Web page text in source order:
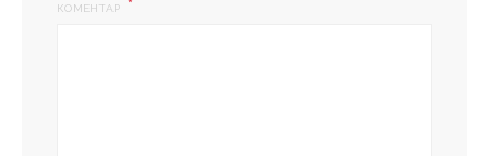
КОМЕНТАР